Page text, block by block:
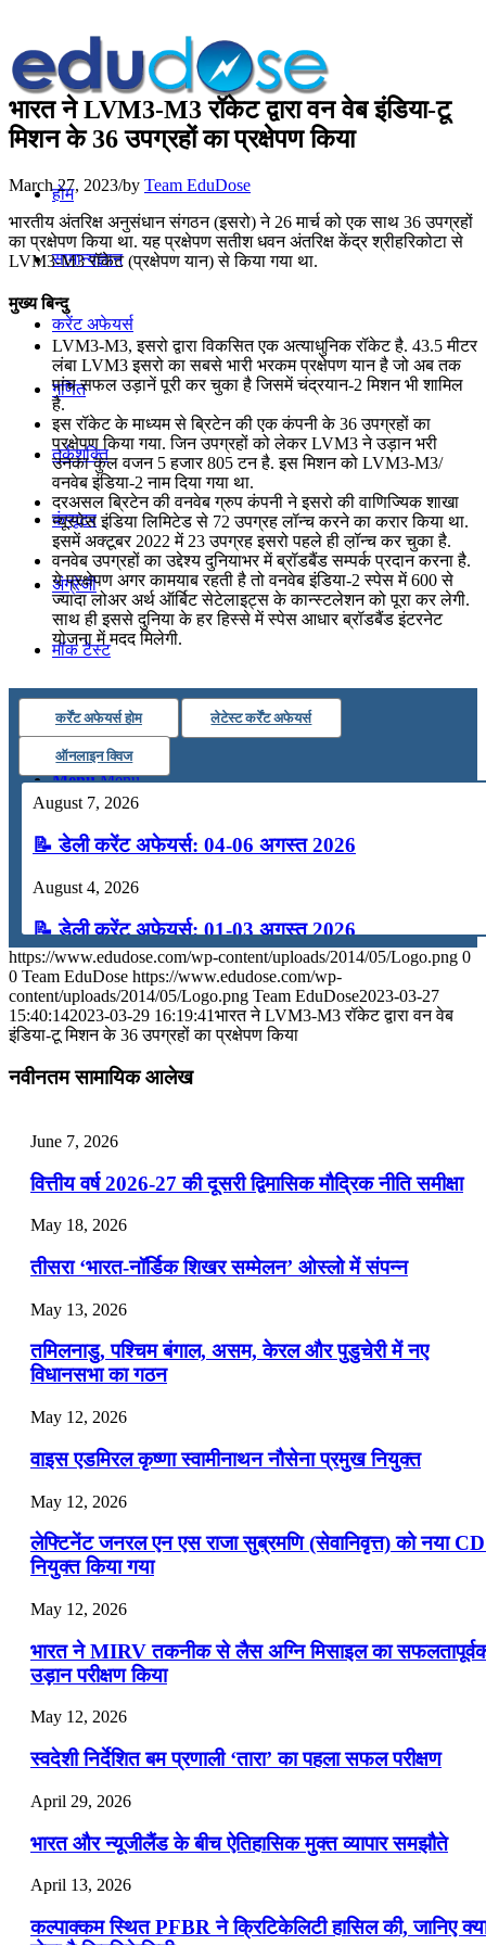
होम
सामान्यज्ञान
करेंट अफेयर्स
गणित
तर्कशक्ति
कंप्यूटर
अंग्रेजी
मॉक टेस्ट
टुडेज जीके
Menu Menu
भारत ने LVM3-M3 रॉकेट द्वारा वन वेब इंडिया-टू
मिशन के 36 उपग्रहों का प्रक्षेपण किया
March 27, 2023/by Team EduDose
भारतीय अंतरिक्ष अनुसंधान संगठन (इसरो) ने 26 मार्च को एक साथ 36 उपग्रहों
का प्रक्षेपण किया था. यह प्रक्षेपण सतीश धवन अंतरिक्ष केंद्र श्रीहरिकोटा से
LVM3-M3 रॉकेट (प्रक्षेपण यान) से किया गया था.
मुख्य बिन्दु
LVM3-M3, इसरो द्वारा विकसित एक अत्याधुनिक रॉकेट है. 43.5 मीटर
लंबा LVM3 इसरो का सबसे भारी भरकम प्रक्षेपण यान है जो अब तक
पांच सफल उड़ानें पूरी कर चुका है जिसमें चंद्रयान-2 मिशन भी शामिल
है.
इस रॉकेट के माध्यम से ब्रिटेन की एक कंपनी के 36 उपग्रहों का
प्रक्षेपण किया गया. जिन उपग्रहों को लेकर LVM3 ने उड़ान भरी
उनका कुल वजन 5 हजार 805 टन है. इस मिशन को LVM3-M3/
वनवेब इंडिया-2 नाम दिया गया था.
दरअसल ब्रिटेन की वनवेब ग्रुप कंपनी ने इसरो की वाणिज्यिक शाखा
न्यूस्पेस इंडिया लिमिटेड से 72 उपग्रह लॉन्च करने का करार किया था.
इसमें अक्टूबर 2022 में 23 उपग्रह इसरो पहले ही ल़ॉन्च कर चुका है.
वनवेब उपग्रहों का उद्देश्य दुनियाभर में ब्रॉडबैंड सम्‍पर्क प्रदान करना है.
ये प्रक्षेपण अगर कामयाब रहती है तो वनवेब इंडिया-2 स्पेस में 600 से
ज्यादा लोअर अर्थ ऑर्बिट सेटेलाइट्स के कान्स्टलेशन को पूरा कर लेगी.
साथ ही इससे दुनिया के हर हिस्से में स्पेस आधार ब्रॉडबैंड इंटरनेट
योजना में मदद मिलेगी.
कर्रेंट अफेयर्स होम लेटेस्ट कर्रेंट अफेयर्स
ऑनलाइन क्विज
August 7, 2026
📝 डेली करेंट अफेयर्स: 04-06 अगस्त 2026
August 4, 2026
📝 डेली करेंट अफेयर्स: 01-03 अगस्त 2026
July 31, 2026
📝 डेली करेंट अफेयर्स: 28-31 जुलाई 2026
July 25, 2026
📝 डेली करेंट अफेयर्स: 22-24 जुलाई 2026
July 22, 2026
📝 डेली करेंट अफेयर्स: 19-21 जुलाई 2026
July 19, 2026
📝 डेली करेंट अफेयर्स: 16-18 जुलाई 2026
https://www.edudose.com/wp-content/uploads/2014/05/Logo.png 0
0 Team EduDose https://www.edudose.com/wp-
content/uploads/2014/05/Logo.png Team EduDose2023-03-27
15:40:142023-03-29 16:19:41भारत ने LVM3-M3 रॉकेट द्वारा वन वेब
इंडिया-टू मिशन के 36 उपग्रहों का प्रक्षेपण किया
नवीनतम सामायिक आलेख
June 7, 2026
वित्तीय वर्ष 2026-27 की दूसरी द्विमासिक मौद्रिक नीति समीक्षा
May 18, 2026
तीसरा ‘भारत-नॉर्डिक शिखर सम्मेलन’ ओस्लो में संपन्न
May 13, 2026
तमिलनाडु, पश्चिम बंगाल, असम, केरल और पुडुचेरी में नए
विधानसभा का गठन
May 12, 2026
वाइस एडमिरल कृष्णा स्वामीनाथन नौसेना प्रमुख नियुक्त
May 12, 2026
लेफ्टिनेंट जनरल एन एस राजा सुब्रमणि (सेवानिवृत्त) को नया
नियुक्त किया गया
May 12, 2026
भारत ने MIRV तकनीक से लैस अग्नि मिसाइल का
उड़ान परीक्षण किया
May 12, 2026
स्वदेशी निर्देशित बम प्रणाली ‘तारा’ का पहला सफल परीक्षण
April 29, 2026
भारत और न्यूजीलैंड के बीच ऐतिहासिक मुक्त व्यापार समझौते
April 13, 2026
कल्पाक्कम स्थित PFBR ने क्रिटिकेलिटी हासिल की, जानिए